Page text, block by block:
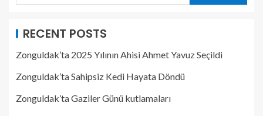
RECENT POSTS
Zonguldak’ta 2025 Yılının Ahisi Ahmet Yavuz Seçildi
Zonguldak’ta Sahipsiz Kedi Hayata Döndü
Zonguldak’ta Gaziler Günü kutlamaları